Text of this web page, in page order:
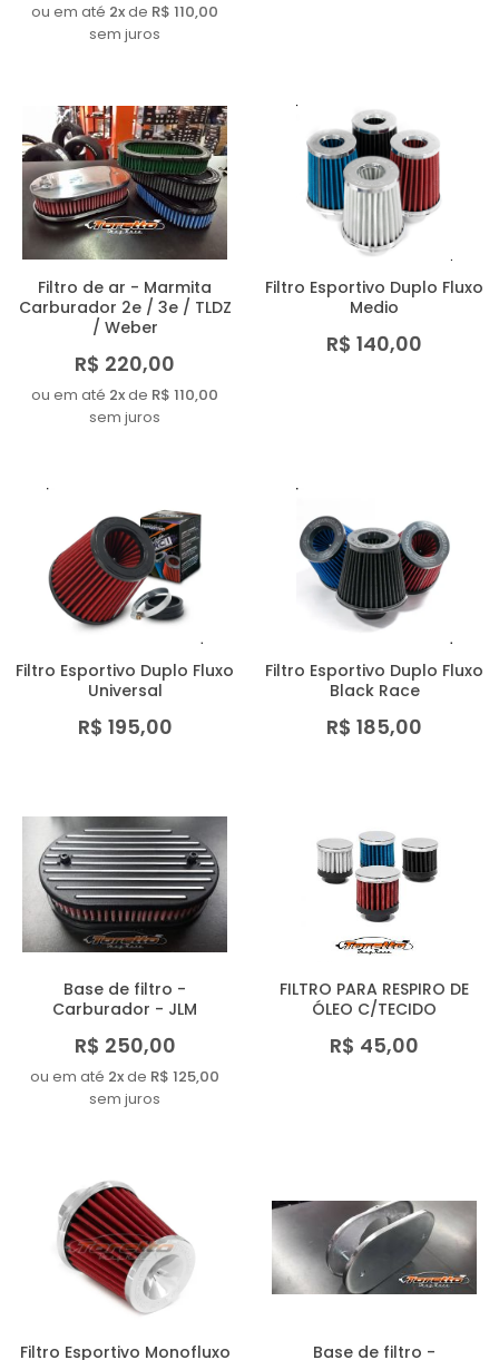
ou em até 2xde R$ 110,00
sem juros
Filtro de ar - Marmita
Carburador 2e / 3e / TLDZ
/ Weber
R$ 220,00
ou em até 2xde R$ 110,00
sem juros
Filtro Esportivo Duplo Fluxo
Medio
R$ 140,00
Filtro Esportivo Duplo Fluxo
Universal
R$ 195,00
Filtro Esportivo Duplo Fluxo
Black Race
R$ 185,00
Base de filtro -
Carburador - JLM
R$ 250,00
ou em até 2xde R$ 125,00
sem juros
FILTRO PARA RESPIRO DE
ÓLEO C/TECIDO
R$ 45,00
Filtro Esportivo Monofluxo
Base de filtro -